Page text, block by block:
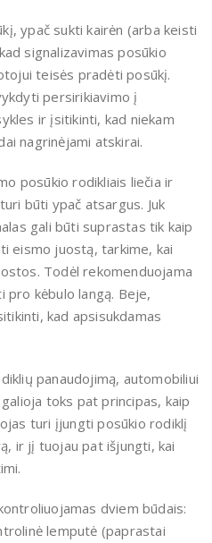
ypač sukti kairėn (arba keisti
signalizavimas posūkio
teisės pradėti posūkį.
persirikiavimo į
ir įsitikinti, kad niekam
nagrinėjami atskirai.
posūkio rodikliais liečia ir
būti ypač atsargus. Juk
gali būti suprastas tik kaip
eismo juostą, tarkime, kai
Todėl rekomenduojama
pro kėbulo langą. Beje,
kad apsisukdamas
panaudojimą, automobiliui
galioja toks pat principas, kaip
turi įjungti posūkio rodiklį
ir jį tuojau pat išjungti, kai
dviem būdais:
lemputė (paprastai